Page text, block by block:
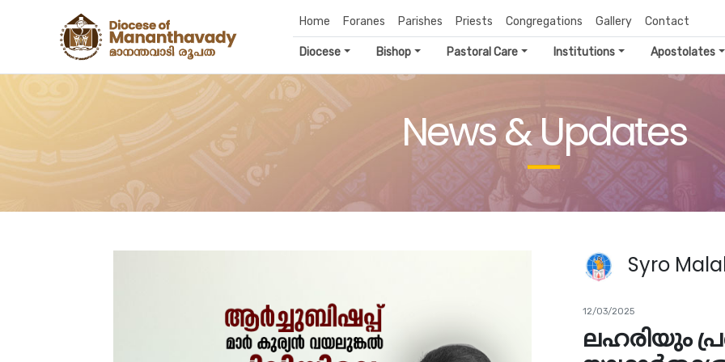
Home Foranes Parishes Priests Congregations Gallery Contact
Diocese Bishop Pastoral Care Institutions Apostolates
News & Updates
Syro
12/03/2025
ലഹരിയും